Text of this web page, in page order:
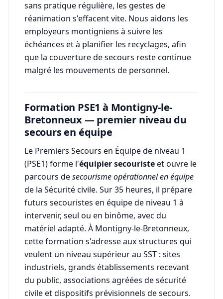
sans pratique régulière, les gestes de
réanimation s'effacent vite. Nous aidons les
employeurs montigniens à suivre les
échéances et à planifier les recyclages, afin
que la couverture de secours reste continue
malgré les mouvements de personnel.
Formation PSE1 à Montigny-le-
Bretonneux — premier niveau du
secours en équipe
Le Premiers Secours en Équipe de niveau 1
(PSE1) forme l'équipier secouristeet ouvre le
parcours desecourisme opérationnel en équipe
de la Sécurité civile. Sur 35 heures, il prépare
futurs secouristes en équipe de niveau 1 à
intervenir, seul ou en binôme, avec du
matériel adapté. À Montigny-le-Bretonneux,
cette formation s'adresse aux structures qui
veulent un niveau supérieur au SST : sites
industriels, grands établissements recevant
du public, associations agréées de sécurité
civile et dispositifs prévisionnels de secours.